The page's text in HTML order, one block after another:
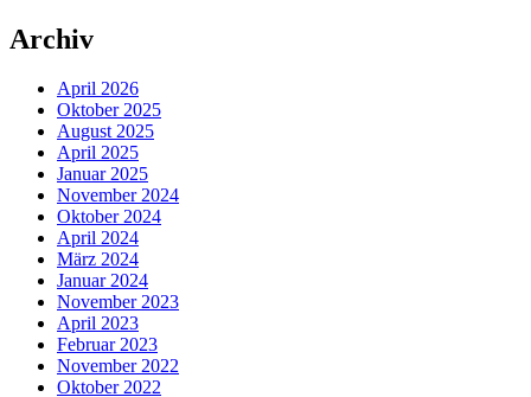
Archiv
April 2026
Oktober 2025
August 2025
April 2025
Januar 2025
November 2024
Oktober 2024
April 2024
März 2024
Januar 2024
November 2023
April 2023
Februar 2023
November 2022
Oktober 2022